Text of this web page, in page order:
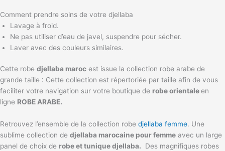
Comment prendre soins de votre djellaba
Lavage à froid.
Ne pas utiliser d’eau de javel, suspendre pour sécher.
Laver avec des couleurs similaires.
Cette robe djellaba maroc est issue la collection robe arabe de
grande taille : Cette collection est répertoriée par taille afin de vous
faciliter votre navigation sur votre boutique de robe orientaleen
ligne ROBE ARABE.
Retrouvez l’ensemble de la collection robe djellaba femme. Une
sublime collection de djellaba marocaine pour femme avec un large
panel de choix de robe et tunique djellaba. Des magnifiques robes